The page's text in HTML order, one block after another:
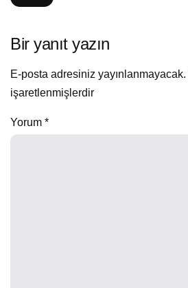
Bir yanıt yazın
E-posta adresiniz yayınlanmayacak.
işaretlenmişlerdir
Yorum *